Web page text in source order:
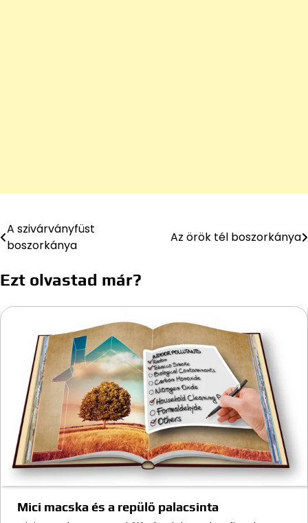
Bejegyzés
navigáció
A szivárványfüst
boszorkánya
Az örök tél boszorkánya
Ezt olvastad már?
Mici macska és a repülő palacsinta